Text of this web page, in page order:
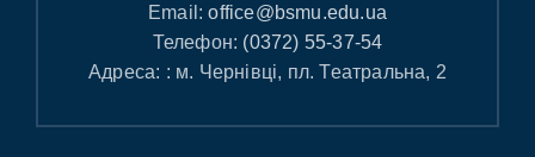
Email:office@bsmu.edu.ua
Телефон: (0372) 55-37-54
Адреса: : м. Чернівці, пл. Театральна, 2